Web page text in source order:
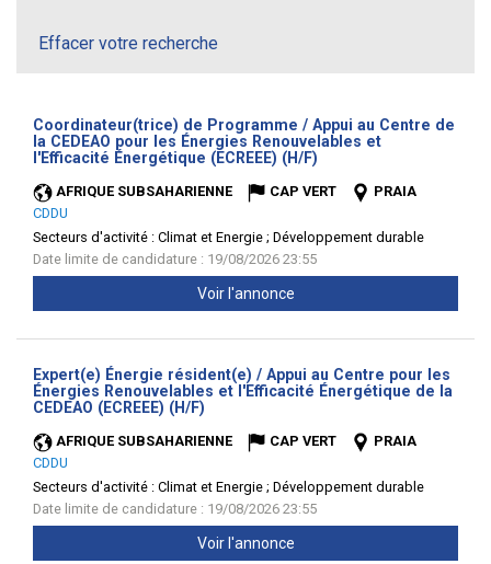
Effacer votre recherche
Coordinateur(trice) de Programme / Appui au Centre de
la CEDEAO pour les Énergies Renouvelables et
l'Efficacité Énergétique (ECREEE) (H/F)
AFRIQUE SUBSAHARIENNE CAP VERT
PRAIA
CDDU
Secteurs d'activité : Climat et Energie ; Développement durable
Date limite de candidature : 19/08/2026 23:55
Voir l'annonce
Expert(e) Énergie résident(e) / Appui au Centre pour les
Énergies Renouvelables et l'Efficacité Énergétique de la
CEDEAO (ECREEE) (H/F)
AFRIQUE SUBSAHARIENNE CAP VERT
PRAIA
CDDU
Secteurs d'activité : Climat et Energie ; Développement durable
Date limite de candidature : 19/08/2026 23:55
Voir l'annonce